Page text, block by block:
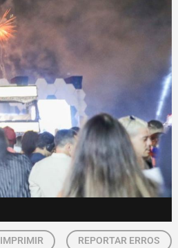
IMPRIMIR REPORTAR ERROS